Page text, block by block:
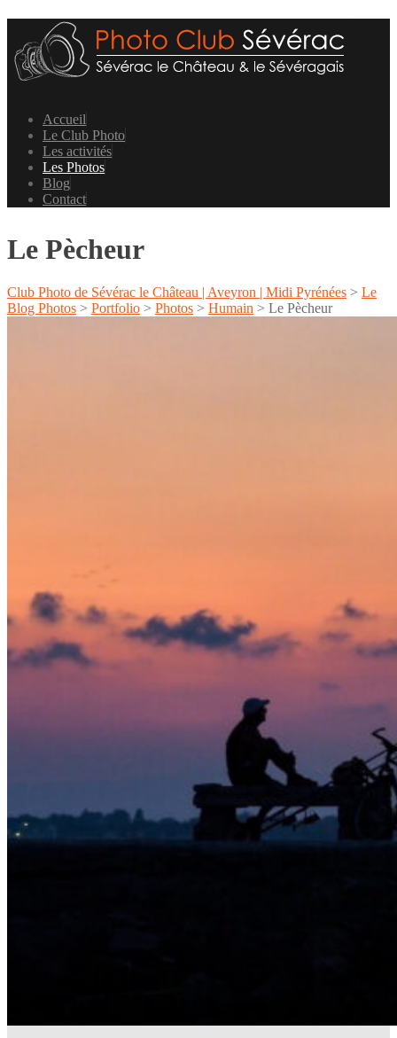
Accueil
Le Club Photo
Les activités
Les Photos
Blog
Contact
Le Pècheur
Club Photo de Sévérac le Château | Aveyron | Midi Pyrénées > Le
Blog Photos > Portfolio > Photos > Humain > Le Pècheur